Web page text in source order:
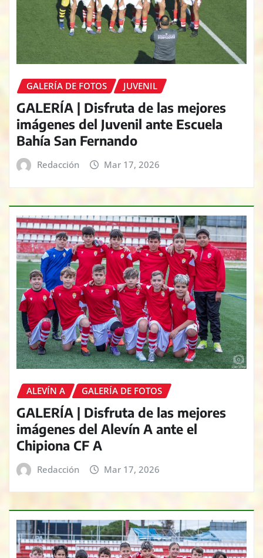
GALERÍA DE FOTOS JUVENIL
GALERÍA | Disfruta de las mejores
imágenes del Juvenil ante Escuela
Bahía San Fernando
Redacción Mar 17, 2026
ALEVÍN A GALERÍA DE FOTOS
GALERÍA | Disfruta de las mejores
imágenes del Alevín A ante el
Chipiona CF A
Redacción Mar 17, 2026